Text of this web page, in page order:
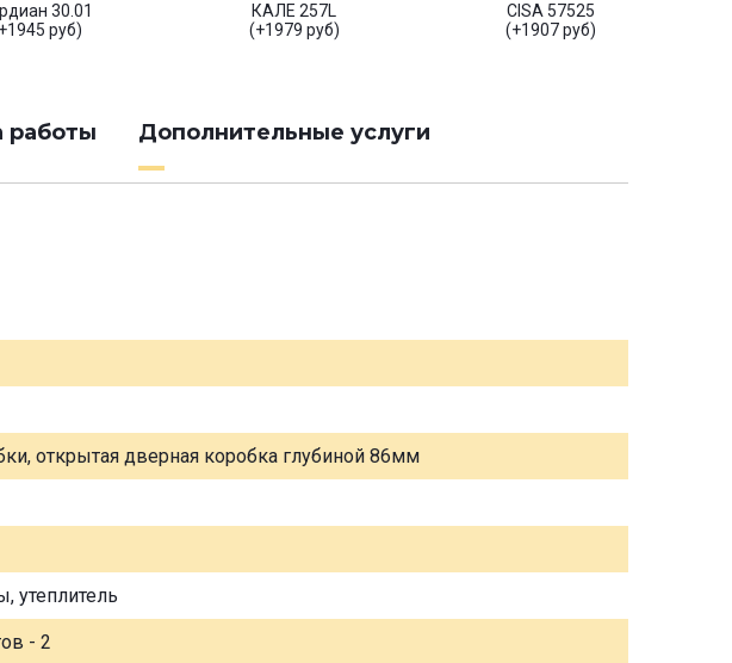
30.01
руб)
КАЛЕ 257L
(+1979 руб)
CISA 57525
(+1907 руб)
работы Дополнительные услуги
открытая дверная коробка глубиной 86мм
утеплитель
- 2